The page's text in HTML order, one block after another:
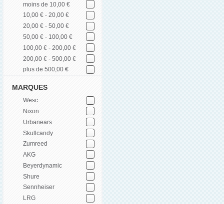
moins de 10,00 €
10,00 € - 20,00 €
20,00 € - 50,00 €
50,00 € - 100,00 €
100,00 € - 200,00 €
200,00 € - 500,00 €
plus de 500,00 €
MARQUES
Wesc
Nixon
Urbanears
Skullcandy
Zumreed
AKG
Beyerdynamic
Shure
Sennheiser
LRG